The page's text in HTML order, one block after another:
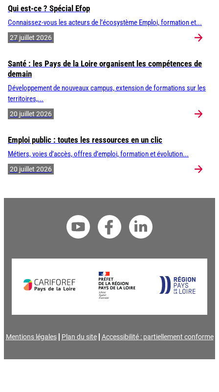
Qui est-ce ? Spécial Efop
Connaissez-vous les acteurs de l’écosystème Emploi, formation et...
27 juillet 2026
Santé : les Pays de la Loire organisent les compétences de
demain
Développement de nouveaux campus, extension de formations sur les
territoires,...
20 juillet 2026
Emploi public : toutes les ressources en un clic
Métiers, voies d’accès, offres d’emploi, formation et évolution...
20 juillet 2026
Mentions légales Plan du site Accessibilité : partiellement conforme